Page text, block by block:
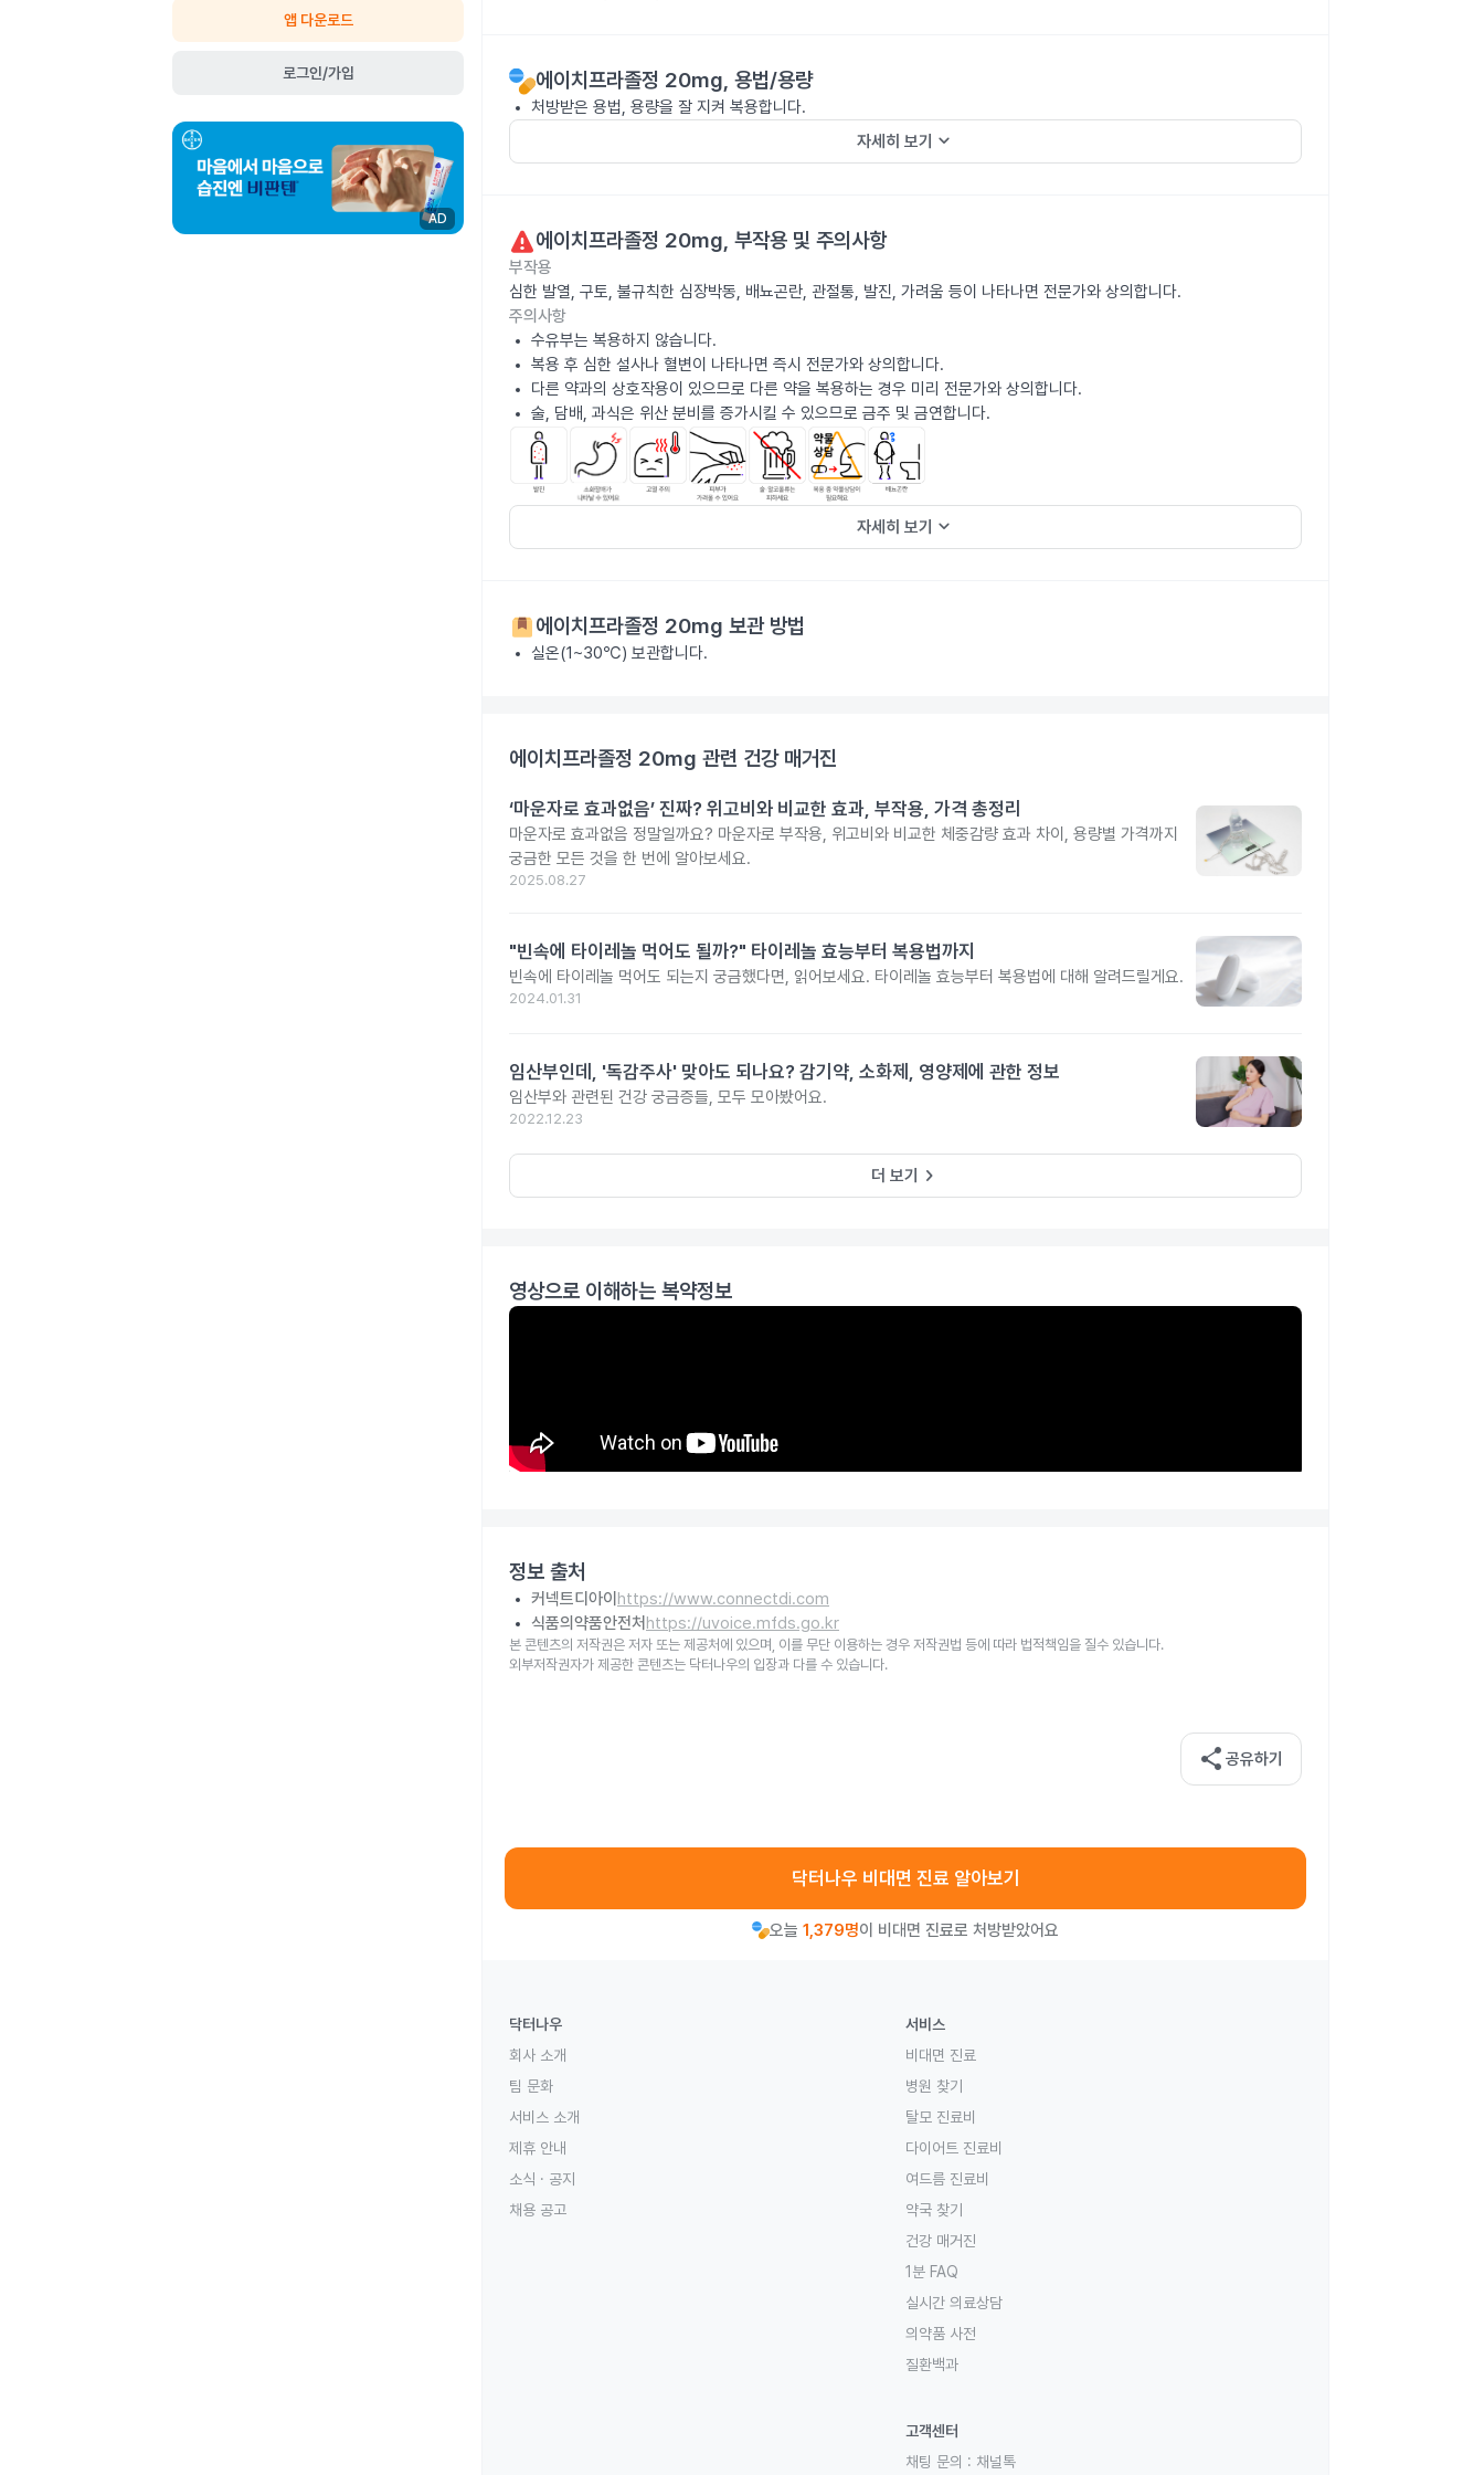
앱 다운로드
로그인/가입
AD
에이치프라졸정 20mg, 용법/용량
처방받은 용법, 용량을 잘 지켜 복용합니다.
자세히 보기 keyboard_arrow_down
에이치프라졸정 20mg, 부작용 및 주의사항
부작용
심한 발열, 구토, 불규칙한 심장박동, 배뇨곤란, 관절통, 발진, 가려움 등이 나타나면 전문가와 상의합니다.
주의사항
수유부는 복용하지 않습니다.
복용 후 심한 설사나 혈변이 나타나면 즉시 전문가와 상의합니다.
다른 약과의 상호작용이 있으므로 다른 약을 복용하는 경우 미리 전문가와 상의합니다.
술, 담배, 과식은 위산 분비를 증가시킬 수 있으므로 금주 및 금연합니다.
자세히 보기 keyboard_arrow_down
에이치프라졸정 20mg 보관 방법
실온(1~30℃) 보관합니다.
에이치프라졸정 20mg 관련 건강 매거진
‘마운자로 효과없음’ 진짜? 위고비와 비교한 효과, 부작용, 가격 총정리
마운자로 효과없음 정말일까요? 마운자로 부작용, 위고비와 비교한 체중감량 효과 차이, 용량별 가격까지
궁금한 모든 것을 한 번에 알아보세요.
2025.08.27
"빈속에 타이레놀 먹어도 될까?" 타이레놀 효능부터 복용법까지
빈속에 타이레놀 먹어도 되는지 궁금했다면, 읽어보세요. 타이레놀 효능부터 복용법에 대해 알려드릴게요.
2024.01.31
임산부인데, '독감주사' 맞아도 되나요? 감기약, 소화제, 영양제에 관한 정보
임산부와 관련된 건강 궁금증들, 모두 모아봤어요.
2022.12.23
더 보기 keyboard_arrow_right
영상으로 이해하는 복약정보
정보 출처
커넥트디아이 https://www.connectdi.com
식품의약품안전처 https://uvoice.mfds.go.kr
본 콘텐츠의 저작권은 저자 또는 제공처에 있으며, 이를 무단 이용하는 경우 저작권법 등에 따라 법적책임을 질수 있습니다.
외부저작권자가 제공한 콘텐츠는 닥터나우의 입장과 다를 수 있습니다.
share 공유하기
닥터나우 비대면 진료 알아보기
오늘 1,379명이 비대면 진료로 처방받았어요
닥터나우
회사 소개
팀 문화
서비스 소개
제휴 안내
소식 · 공지
채용 공고
서비스
비대면 진료
병원 찾기
탈모 진료비
다이어트 진료비
여드름 진료비
약국 찾기
건강 매거진
1분 FAQ
실시간 의료상담
의약품 사전
질환백과
고객센터
채팅 문의 : 채널톡